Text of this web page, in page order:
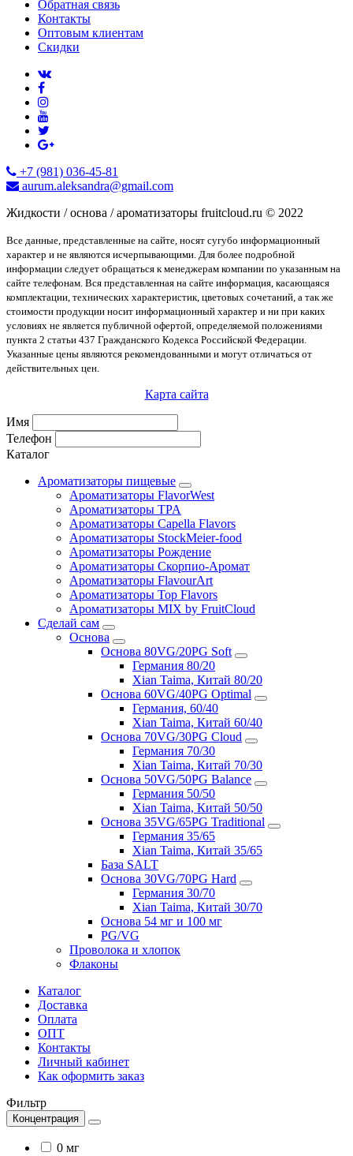
Обратная связь
Контакты
Оптовым клиентам
Скидки
+7 (981) 036-45-81
aurum.aleksandra@gmail.com
Жидкости / основа / ароматизаторы fruitcloud.ru © 2022
Все данные, представленные на сайте, носят сугубо информационный
характер и не являются исчерпывающими. Для более подробной
информации следует обращаться к менеджерам компании по указанным на
сайте телефонам. Вся представленная на сайте информация, касающаяся
комплектации, технических характеристик, цветовых сочетаний, а так же
стоимости продукции носит информационный характер и ни при каких
условиях не является публичной офертой, определяемой положениями
пункта 2 статьи 437 Гражданского Кодекса Российской Федерации.
Указанные цены являются рекомендованными и могут отличаться от
действительных цен.
Карта сайта
Имя
Телефон
Каталог
Ароматизаторы пищевые
Ароматизаторы FlavorWest
Ароматизаторы TPA
Ароматизаторы Capella Flavors
Ароматизаторы StockMeier-food
Ароматизаторы Рождение
Ароматизаторы Скорпио-Аромат
Ароматизаторы FlavourArt
Ароматизаторы Top Flavors
Ароматизаторы MIX by FruitCloud
Сделай сам
Основа
Основа 80VG/20PG Soft
Германия 80/20
Xian Taima, Китай 80/20
Основа 60VG/40PG Optimal
Германия, 60/40
Xian Taima, Китай 60/40
Основа 70VG/30PG Cloud
Германия 70/30
Xian Taima, Китай 70/30
Основа 50VG/50PG Balance
Германия 50/50
Xian Taima, Китай 50/50
Основа 35VG/65PG Traditional
Германия 35/65
Xian Taima, Китай 35/65
База SALT
Основа 30VG/70PG Hard
Германия 30/70
Xian Taima, Китай 30/70
Основа 54 мг и 100 мг
PG/VG
Проволока и хлопок
Флаконы
Каталог
Доставка
Оплата
ОПТ
Контакты
Личный кабинет
Как оформить заказ
Фильтр
Концентрация
0 мг